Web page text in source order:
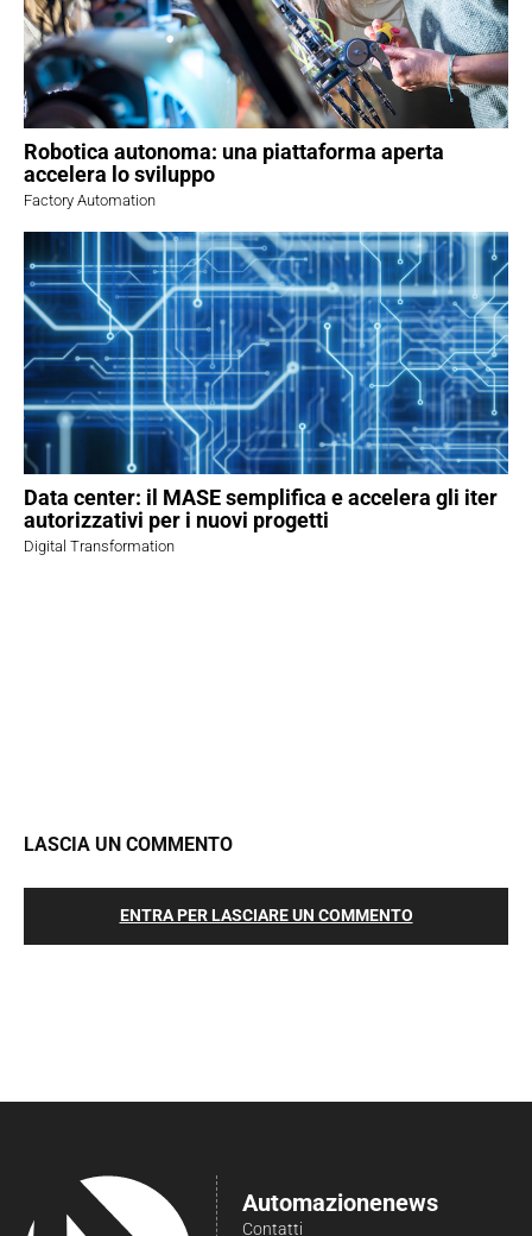
Robotica autonoma: una piattaforma aperta
accelera lo sviluppo
Factory Automation
Data center: il MASE semplifica e accelera gli iter
autorizzativi per i nuovi progetti
Digital Transformation
LASCIA UN COMMENTO
ENTRA PER LASCIARE UN COMMENTO
Automazionenews
Contatti